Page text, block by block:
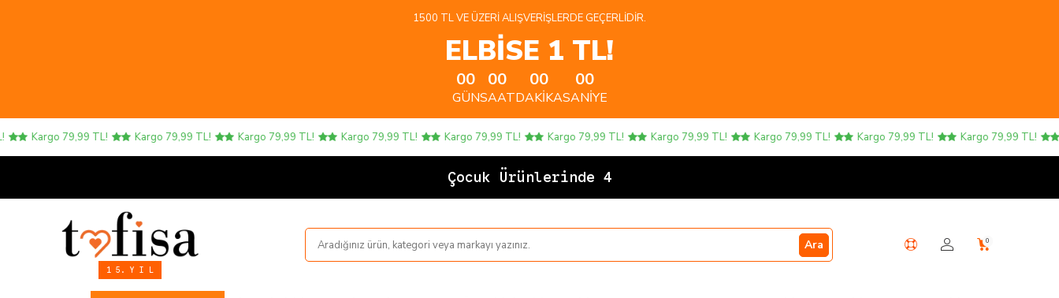
1500 TL VE ÜZERI ALIŞVERIŞLERDE GEÇERLIDIR.
ELBİSE 1 TL!
00
GÜN
00
SAAT
00
DAKIKA
00
SANIYE
Kargo 79,99 TL! Kargo 79,99 TL! Kargo 79,99 TL! Kargo 79,99 TL! Kargo 79,99 TL! Kargo 79,99 TL! Kargo 79,99 TL! Kargo 79,99 TL! Kargo 79,99 TL! Kargo 79,99 TL!
Çocuk Ürünlerinde 4 AL 3
1 5. Y I L
Ara 0